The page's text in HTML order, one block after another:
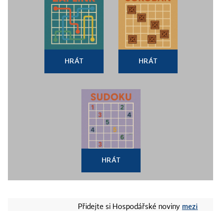
HRÁT HRÁT
HRÁT
Přidejte si Hospodářské noviny mezi